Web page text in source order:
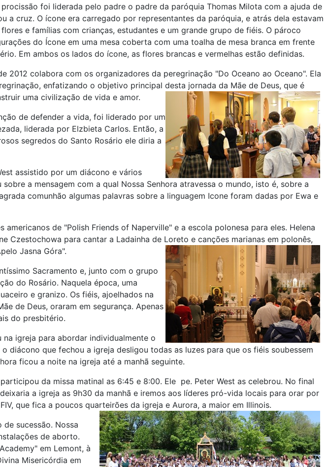
foi liderada pelo padre o padre da paróquia Thomas Milota com a ajuda de
a cruz. O ícone era carregado por representantes da paróquia, e atrás dela estavam
e famílias com crianças, estudantes e um grande grupo de fiéis. O pároco
do Ícone em uma mesa coberta com uma toalha de mesa branca em frente
Em ambos os lados do ícone, as flores brancas e vermelhas estão definidas.
2012 colabora com os organizadores da peregrinação "Do Oceano ao Oceano". Ela
enfatizando o objetivo principal desta jornada da Mãe de Deus, que é
uma civilização de vida e amor.
de defender a vida, foi liderado por um
liderada por Elzbieta Carlos. Então, a
segredos do Santo Rosário ele diria a
assistido por um diácono e vários
a mensagem com a qual Nossa Senhora atravessa o mundo, isto é, sobre a
comunhão algumas palavras sobre a linguagem Icone foram dadas por Ewa e
americanos de "Polish Friends of Naperville" e a escola polonesa para eles. Helena
Czestochowa para cantar a Ladainha de Loreto e canções marianas em polonês,
Jasna Góra".
Sacramento e, junto com o grupo
do Rosário. Naquela época, uma
e granizo. Os fiéis, ajoelhados na
de Deus, oraram em segurança. Apenas
do presbitério.
igreja para abordar individualmente o
diácono que fechou a igreja desligou todas as luzes para que os fiéis soubessem
ficou a noite na igreja até a manhã seguinte.
da missa matinal as 6:45 e 8:00. Ele pe. Peter West as celebrou. No final
a igreja as 9h30 da manhã e iremos aos líderes pró-vida locais para orar por
que fica a poucos quarteirões da igreja e Aurora, a maior em Illinois.
sucessão. Nossa
de aborto.
em Lemont, à
Misericórdia em